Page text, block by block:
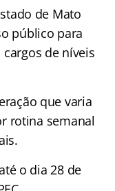
de Mato
público para
de níveis
que varia
rotina semanal
o dia 28 de